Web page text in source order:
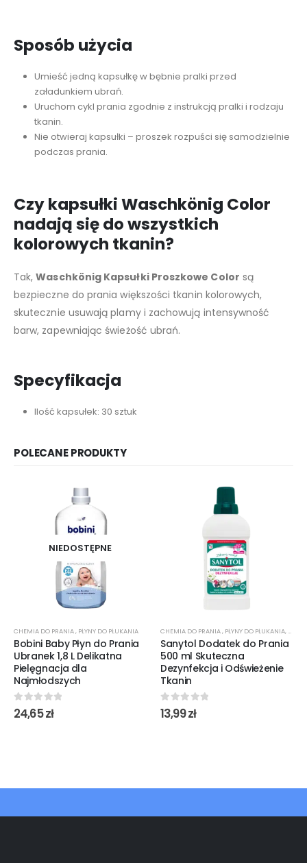
Sposób użycia
Umieść jedną kapsułkę w bębnie pralki przed
załadunkiem ubrań.
Uruchom cykl prania zgodnie z instrukcją pralki i rodzaju
tkanin.
Nie otwieraj kapsułki – proszek rozpuści się samodzielnie
podczas prania.
Czy kapsułki Waschkönig Color
nadają się do wszystkich
kolorowych tkanin?
Tak,Waschkönig Kapsułki Proszkowe Color są
bezpieczne do prania większości tkanin kolorowych,
skutecznie usuwają plamy i zachowują intensywność
barw, zapewniając świeżość ubrań.
Specyfikacja
Ilość kapsułek: 30 sztuk
POLECANE PRODUKTY
NIEDOSTĘPNE
CHEMIA DO PRANIA, PŁYNY DO PŁUKANIA
Bobini Baby Płyn do Prania
Ubranek 1,8 L Delikatna
Pielęgnacja dla
Najmłodszych
0out of 5
24,65zł
CHEMIA DO PRANIA, PŁYNY DO PŁUKANIA,
Sanytol Dodatek do Prania
500 ml Skuteczna
Dezynfekcja i Odświeżenie
Tkanin
0out of 5
13,99zł